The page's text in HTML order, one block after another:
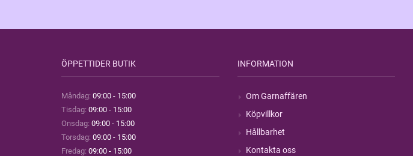
ÖPPETTIDER BUTIK
Måndag: 09:00 - 15:00
Tisdag: 09:00 - 15:00
Onsdag: 09:00 - 15:00
Torsdag: 09:00 - 15:00
Fredag: 09:00 - 15:00
INFORMATION
Om Garnaffären
Köpvillkor
Hållbarhet
Kontakta oss